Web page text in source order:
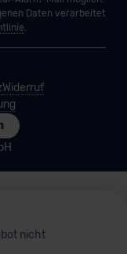
nicht
Daten verarbeitet
.
Widerruf